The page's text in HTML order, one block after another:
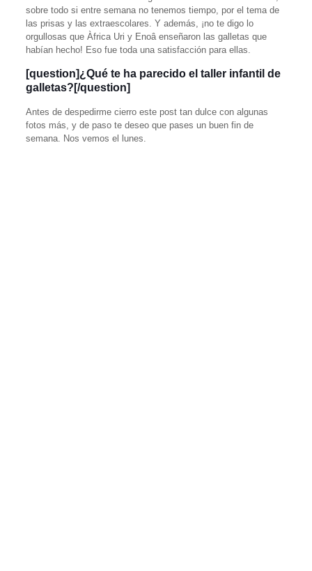
sobre todo si entre semana no tenemos tiempo, por el tema de
las prisas y las extraescolares. Y además, ¡no te digo lo
orgullosas que Àfrica Uri y Enoâ enseñaron las galletas que
habían hecho! Eso fue toda una satisfacción para ellas.
[question]¿Qué te ha parecido el taller infantil de
galletas?[/question]
Antes de despedirme cierro este post tan dulce con algunas
fotos más, y de paso te deseo que pases un buen fin de
semana. Nos vemos el lunes.